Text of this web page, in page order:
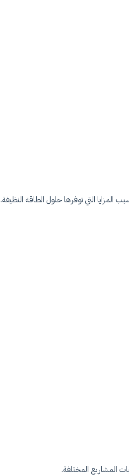
المزايا التي توفرها حلول الطاقة النظيفة.
المشاريع المختلفة.